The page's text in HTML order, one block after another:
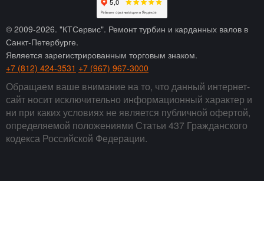
© 2009-2026. "КТСервис". Ремонт турбин и карданных валов в
Санкт-Петербурге.
Является зарегистрированным торговым знаком.
+7 (812) 424-3531 +7 (967) 967-3000
Обращаем ваше внимание на то, что данный интернет-
сайт носит исключительно информационный характер и
ни при каких условиях не является публичной офертой,
определяемой положениями Статьи 437 Гражданского
кодекса Российской Федерации.